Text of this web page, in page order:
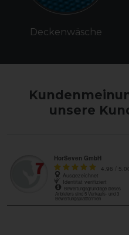
Deckenwäsche
unsere